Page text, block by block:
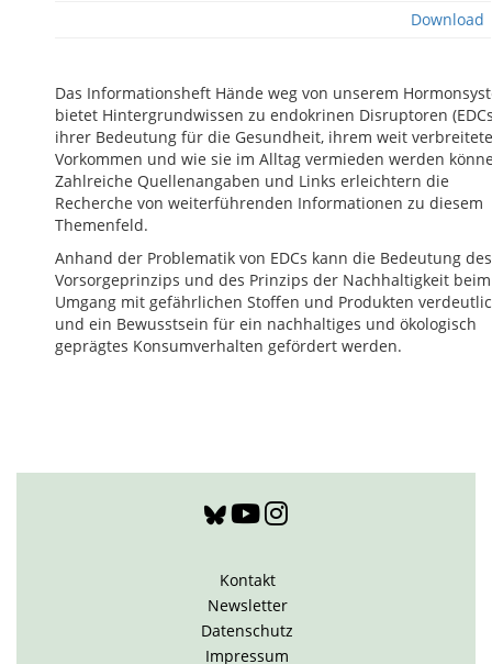
Download
Das Informationsheft Hände weg von unserem
bietet Hintergrundwissen zu endokrinen Disruptoren
ihrer Bedeutung für die Gesundheit, ihrem weit
Vorkommen und wie sie im Alltag vermieden werden
Zahlreiche Quellenangaben und Links erleichtern die
Recherche von weiterführenden Informationen zu diesem
Themenfeld.
Anhand der Problematik von EDCs kann die Bedeutung des
Vorsorgeprinzips und des Prinzips der Nachhaltigkeit beim
Umgang mit gefährlichen Stoffen und Produkten
und ein Bewusstsein für ein nachhaltiges und ökologisch
geprägtes Konsumverhalten gefördert werden.
Kontakt
Newsletter
Datenschutz
Impressum